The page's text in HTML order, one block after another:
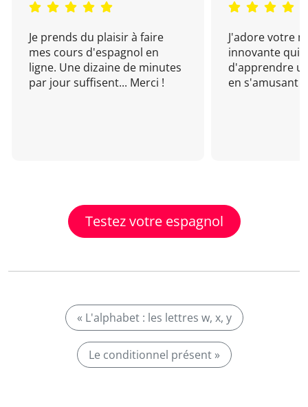
Je prends du plaisir à faire
mes cours d'espagnol en
ligne. Une dizaine de minutes
par jour suffisent... Merci !
J'adore votre
innovante qui
d'apprendre
en s'amusant !
Testez votre espagnol
« L'alphabet : les lettres w, x, y
Le conditionnel présent »